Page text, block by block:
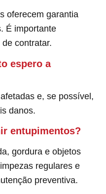
oferecem garantia
É importante
contratar.
espero a
e, se possível,
danos.
entupimentos?
gordura e objetos
regulares e
preventiva.